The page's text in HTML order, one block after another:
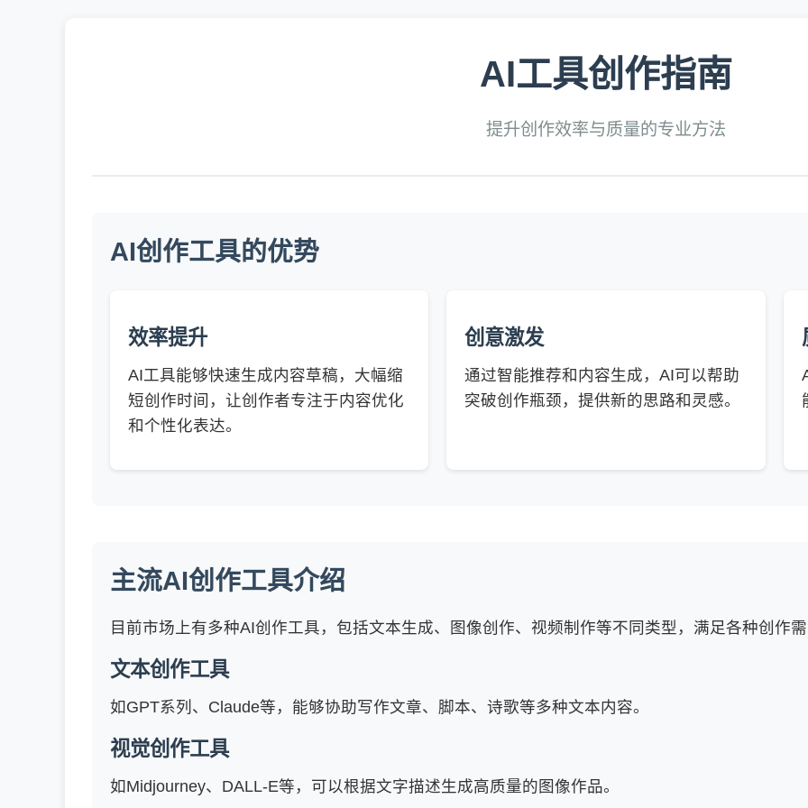
AI工具创作指南
提升创作效率与质量的专业方法
AI创作工具的优势
效率提升
AI工具能够快速生成内容草稿，大幅缩
短创作时间，让创作者专注于内容优化
和个性化表达。
创意激发
通过智能推荐和内容生成，AI可以帮助
突破创作瓶颈，提供新的思路和灵感。
主流AI创作工具介绍
目前市场上有多种AI创作工具，包括文本生成、图像创作、视频制作等不同类型，满足各种创作
文本创作工具
如GPT系列、Claude等，能够协助写作文章、脚本、诗歌等多种文本内容。
视觉创作工具
如Midjourney、DALL-E等，可以根据文字描述生成高质量的图像作品。